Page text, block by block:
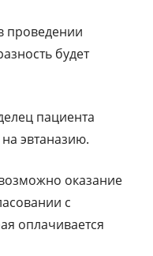
проведении
будет
пациента
эвтаназию.
оказание
с
оплачивается